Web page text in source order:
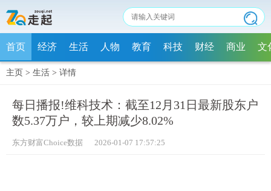
首页 经济 生活 人物 教育 科技 财经 商业 文
主页 > 生活 > 详情
每日播报!维科技术：截至12月31日最新股东户
数5.37万户，较上期减少8.02%
东方财富Choice数据 2026-01-07 17:57:25